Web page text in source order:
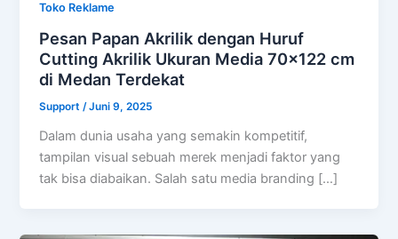
Toko Reklame
Pesan Papan Akrilik dengan Huruf
Cutting Akrilik Ukuran Media 70×122 cm
di Medan Terdekat
Support/Juni 9, 2025
Dalam dunia usaha yang semakin kompetitif,
tampilan visual sebuah merek menjadi faktor yang
tak bisa diabaikan. Salah satu media branding […]